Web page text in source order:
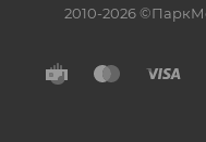
2010-2026